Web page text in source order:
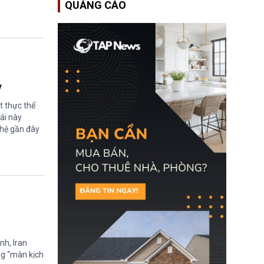
thực thể
này
gần đây
Iran
“màn kịch
nguy cơ thiếu hụt lực
lượng trầm trọng. Điều
này cần được đặc biệt
chú ý bởi nếu các siêu
bão đổ bộ Hoa Kỳ ở nửa
cuối năm 2026, lực
lượng ứng phó “mỏng”
có thể làm nghẽn công
tác cứu trợ; dẫn đến hệ
thống ứng phó khẩn cấp
quốc gia quá tải.
QUẢNG CÁO